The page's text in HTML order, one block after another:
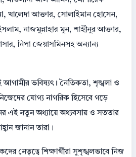
খালেদা আক্তার, সোলাইমান হোসেন,
নাজমুন্নাহার মুন, শাহীনুর আক্তার,
নিপা জেয়াসমিনসহ অন্যান্য
আগামীর ভবিষ্যৎ। নৈতিকতা, শৃঙ্খলা ও
যোগ্য নাগরিক হিসেবে গড়ে
এই নতুন অধ্যায়ে অধ্যবসায় ও সততার
জানান তারা।
নেতৃত্বে শিক্ষার্থীরা সুশৃঙ্খলভাবে নিজ